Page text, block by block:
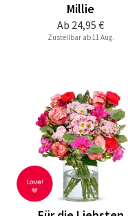
Ab 24,95 €
Millie
Zustellbar ab 11 Aug.